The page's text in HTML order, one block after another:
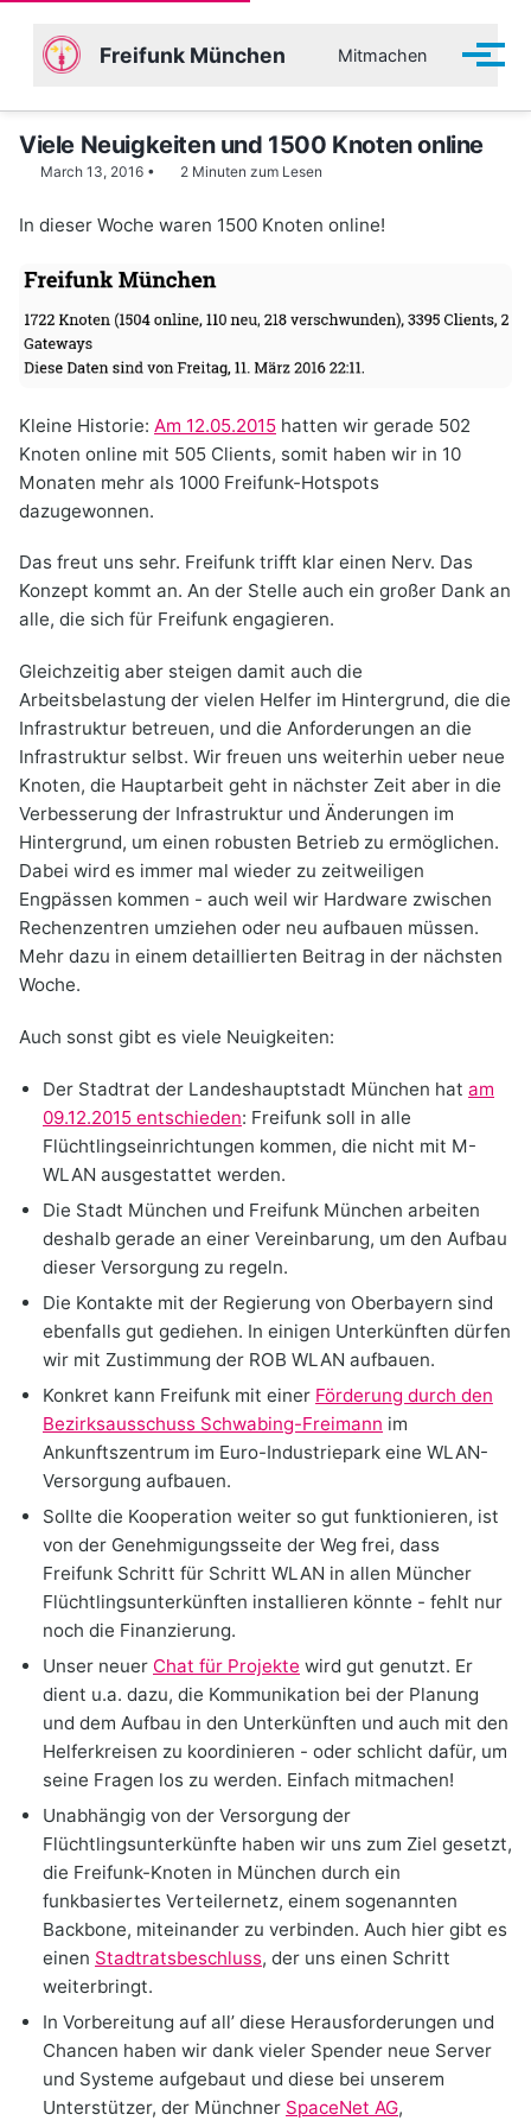
Freifunk München Mitmachen Menü
Viele Neuigkeiten und 1500 Knoten online
March 13, 2016 2 Minuten zum Lesen
In dieser Woche waren 1500 Knoten online!
Kleine Historie: Am 12.05.2015 hatten wir gerade 502
Knoten online mit 505 Clients, somit haben wir in 10
Monaten mehr als 1000 Freifunk-Hotspots
dazugewonnen.
Das freut uns sehr. Freifunk trifft klar einen Nerv. Das
Konzept kommt an. An der Stelle auch ein großer Dank an
alle, die sich für Freifunk engagieren.
Gleichzeitig aber steigen damit auch die
Arbeitsbelastung der vielen Helfer im Hintergrund, die die
Infrastruktur betreuen, und die Anforderungen an die
Infrastruktur selbst. Wir freuen uns weiterhin ueber neue
Knoten, die Hauptarbeit geht in nächster Zeit aber in die
Verbesserung der Infrastruktur und Änderungen im
Hintergrund, um einen robusten Betrieb zu ermöglichen.
Dabei wird es immer mal wieder zu zeitweiligen
Engpässen kommen - auch weil wir Hardware zwischen
Rechenzentren umziehen oder neu aufbauen müssen.
Mehr dazu in einem detaillierten Beitrag in der nächsten
Woche.
Auch sonst gibt es viele Neuigkeiten:
Der Stadtrat der Landeshauptstadt München hat am
09.12.2015 entschieden: Freifunk soll in alle
Flüchtlingseinrichtungen kommen, die nicht mit M-
WLAN ausgestattet werden.
Die Stadt München und Freifunk München arbeiten
deshalb gerade an einer Vereinbarung, um den Aufbau
dieser Versorgung zu regeln.
Die Kontakte mit der Regierung von Oberbayern sind
ebenfalls gut gediehen. In einigen Unterkünften dürfen
wir mit Zustimmung der ROB WLAN aufbauen.
Konkret kann Freifunk mit einer Förderung durch den
Bezirksausschuss Schwabing-Freimann im
Ankunftszentrum im Euro-Industriepark eine WLAN-
Versorgung aufbauen.
Sollte die Kooperation weiter so gut funktionieren, ist
von der Genehmigungsseite der Weg frei, dass
Freifunk Schritt für Schritt WLAN in allen Müncher
Flüchtlingsunterkünften installieren könnte - fehlt nur
noch die Finanzierung.
Unser neuer Chat für Projekte wird gut genutzt. Er
dient u.a. dazu, die Kommunikation bei der Planung
und dem Aufbau in den Unterkünften und auch mit den
Helferkreisen zu koordinieren - oder schlicht dafür, um
seine Fragen los zu werden. Einfach mitmachen!
Unabhängig von der Versorgung der
Flüchtlingsunterkünfte haben wir uns zum Ziel gesetzt,
die Freifunk-Knoten in München durch ein
funkbasiertes Verteilernetz, einem sogenannten
Backbone, miteinander zu verbinden. Auch hier gibt es
einen Stadtratsbeschluss, der uns einen Schritt
weiterbringt.
In Vorbereitung auf all’ diese Herausforderungen und
Chancen haben wir dank vieler Spender neue Server
und Systeme aufgebaut und diese bei unserem
Unterstützer, der Münchner SpaceNet AG,